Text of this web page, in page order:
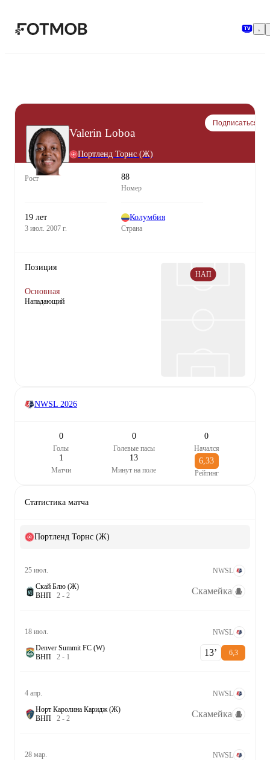
Valerin Loboa
Портленд Торнс (Ж)
Подписаться
Рост 88
Номер
19 лет
3 июл. 2007 г.
Колумбия
Страна
Позиция
Основная
Нападающий
НАП
NWSL 2026
0
Голы
0
Голевые пасы
0
Начался
1
Матчи
13
Минут на поле
6,33
Рейтинг
Статистика матча
Портленд Торнс (Ж)
25 июл.
NWSL
Скай Блю (Ж)
ВНП 2 - 2 Скамейка
18 июл.
NWSL
Denver Summit FC (W)
ВНП 2 - 1 13‎’‎ 6,3
4 апр.
NWSL
Норт Каролина Каридж (Ж)
ВНП 2 - 2 Скамейка
28 мар.
NWSL